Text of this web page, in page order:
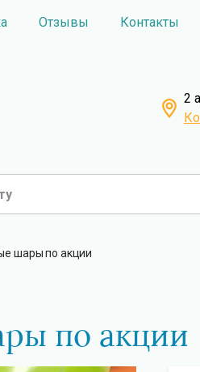
Отзывы Контакты
2
шары по акции
по акции